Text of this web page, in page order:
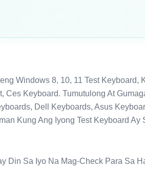
Windows 8, 10, 11 Test Keyboard,
Ces Keyboard. Tumutulong At
Dell Keyboards, Asus
Kung Ang Iyong Test Keyboard Ay
Din Sa Iyo Na Mag-Check Para Sa